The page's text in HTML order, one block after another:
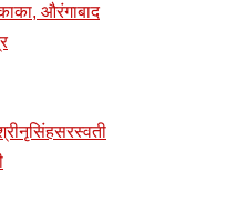
औरंगाबाद